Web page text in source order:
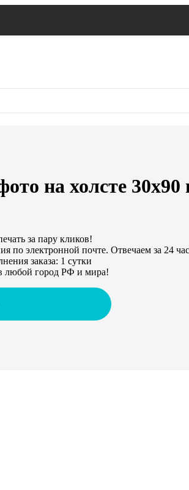
на холсте
за пару кликов!
по электронной почте. Отвечаем за 24
заказа: 1 сутки
любой город РФ и мира!